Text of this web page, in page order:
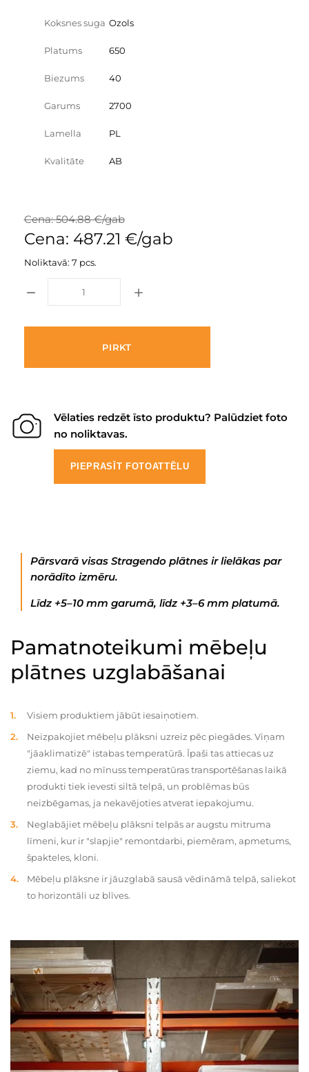
Koksnes suga Ozols
Platums 650
Biezums 40
Garums 2700
Lamella PL
Kvalitāte AB
Cena: 504.88 €/gab
Cena: 487.21 €/gab
Noliktavā: 7 pcs.
PIRKT
Vēlaties redzēt īsto produktu? Palūdziet foto
no noliktavas.
PIEPRASĪT FOTOATTĒLU
Pārsvarā visas Stragendo plātnes ir lielākas par
norādīto izmēru.
Līdz +5–10 mm garumā, līdz +3–6 mm platumā.
Pamatnoteikumi mēbeļu
plātnes uzglabāšanai
Visiem produktiem jābūt iesaiņotiem.
Neizpakojiet mēbeļu plāksni uzreiz pēc piegādes. Viņam
"jāaklimatizē" istabas temperatūrā. Īpaši tas attiecas uz
ziemu, kad no mīnuss temperatūras transportēšanas laikā
produkti tiek ievesti siltā telpā, un problēmas būs
neizbēgamas, ja nekavējoties atverat iepakojumu.
Neglabājiet mēbeļu plāksni telpās ar augstu mitruma
līmeni, kur ir "slapjie" remontdarbi, piemēram, apmetums,
špakteles, kloni.
Mēbeļu plāksne ir jāuzglabā sausā vēdināmā telpā, saliekot
to horizontāli uz blīves.